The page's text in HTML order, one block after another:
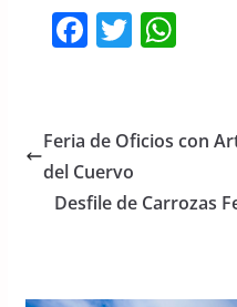
F
e
b
o
T
er
W
s
p
Feria de Oficios con
del Cuervo
Desfile de Carrozas